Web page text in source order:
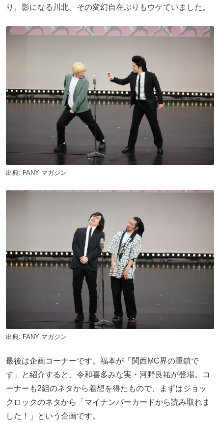
り、影になる川北。その変幻自在ぶりもウケていました。
出典: FANY マガジン
出典: FANY マガジン
最後は企画コーナーです。福本が「関西MC界の重鎮で
す」と紹介すると、令和喜多みな実・河野良祐が登場。コ
ーナーも2組のネタから着想を得たもので、まずはジョッ
クロックのネタから「マイナンバーカードから読み取れま
した！」という企画です。